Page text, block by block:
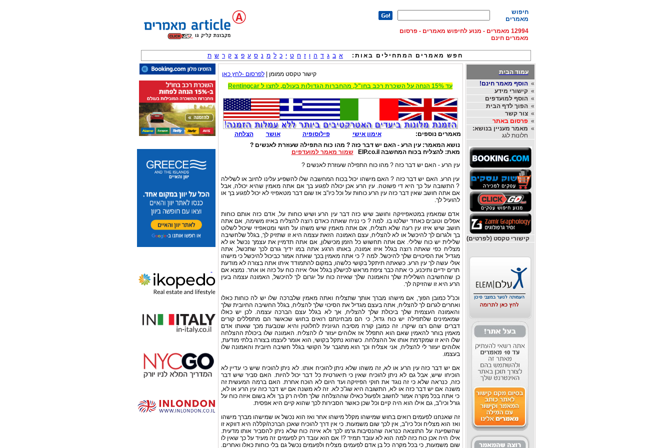
חיפוש
מאמרים
12994 מאמרים - מנוע לחיפוש מאמרים - פרסום
מאמרים חינם
חפש מאמרים המתחילים באות: א ב ג ד ה ו ז ח ט י כ ל מ נ ס ע פ צ ק ר ש ת
עמוד הבית
»הוסף מאמר חינם!
»קישורי מידע
»הוסף למועדפים
»הפוך לדף הבית
»צור קשר
»פרסום באתר
» מאמר מעניין בנושא:
חלונות לגג
קישורי טקסט (לפרטים)
קישור טקסט ממומן |לפרסום -לחץ כאן
עד 15% הנחה על השכרת רכב בחו"ל, מהחברות הגדולות בעולם, לחצו ל Rentingcar
מאמרים נוספים: אימון אישי פילוסופיה אושר
הצלחה
נושא המאמר:עין הרע - האם יש דבר כזה ? מהו כוח התפילה שעוזרת לאנשים ?
מאת:להצליח בכוח המחשבה EIP.co.il
שמור מאמר למועדפים
עין הרע - האם יש דבר כזה ? מהו כוח התפילה שעוזרת לאנשים ?
עין הרע. האם יש דבר כזה ? האם מישהו יכול בכוח המחשבה שלו להשפיע עלינו לחיוב או לשלילה
? התשובה על כך היא די פשוטה. עין הרע אכן יכולה לפגוע בך אם אתה מאמין שהיא יכולה, אבל
אם אתה חושב שאין דבר כזה עין הרע כוחות על וכל כיו"ב אז שום דבר מטאפיזי לא יכול לפגוע בך או
להועיל לך.
אדם שמאמין במטאפיזיקה וחושב שיש כזה דבר עין הרע ושיש כוחות על, אדם כזה אותם כוחות
אפלים וטובים כאחד ישלטו בו. למה ? כי נניח שאתה כאדם רוצה להצליח באיזו משימה, אם אתה
חושב שיש איזו עין רעה שלא תצליח, אם אתה מאמין שיש משהו על חושי ומטאפיזי שיכול לשלוט
בך ולגרום לך להיכשל או לא להצליח, עצם האמונה הזאת עצמה היא זו שתזיק לך, בגלל שלחשיבה
שלילית יש כוח שלילי. אם אתה תחשוש כל הזמן מכישלון, אם אתה תדמיין את עצמך נכשל או לא
מצליח כפי שאתה רוצה בגלל איזו אמונה, באותו הרגע אתה במו ידיך גורם לכך שתכשל, אתה
מגדיל את הסיכויים שלך להיכשל. למה ? כי אתה מאמין בכך שאתה אמור כביכול להיכשל כי מישהו
אולי עשה לך עין הרע. כשאתה תיתקל בקושי כלשהו, במקום להתמודד איתו אתה בצורה לא מודעת
תרים ידיים ותיכנע, כי אתה כבר ציפת מראש לכישלון בגלל אולי איזה כוח על כזה או אחר. נמצא אם
כן שהחשיבה השלילית שלך והאמונה שלך שאיזה כוח על יגרום לך להיכשל, האמונה עצמה בעין
הרע היא זו שהזיקה לך.
וכנ"ל כמובן הפוך, אם מישהו מברך אותך שתצליח ואתה מאמין שלברכה שלו יש לה כוחות כאלו
ואחרים לגרום לך להצליח, אתה בעצם מגדיל את הסיכוי שלך להצליח, בגלל החשיבה החיובית שלך
והאמונה העצמית שלך ביכולת שלך להצליח, אך לא בגלל עצם הברכה עצמה. לכן יש כאלו
שמאמינים שלתפילה יש כוח גדול, כי הם מבחינתם רואים בחוש שכאשר הם מתפללים קורים
דברים שהם רצו שיקרו. זה כמובן קורה מסיבה הגיונית לחלוטין והיא שנובעת מכך שאותו אדם
מאמין בוחר להאמין שאם הוא התפלל אז אלוהים יעזור לו להצליח. האמונה שלו ביכולת ההצלחה
שלו היא זו שמקדמת אותו אל ההצלחה. כשהוא נתקל בקושי, הוא אומר לעצמו בצורה בלתי מודעת,
אלוהים יעזור לי להצליח, אני אצליח וכך הוא מתגבר על הקושי בגלל חשיבה חיובית והאמונה שלו
בעצמו.
אם יש דבר כזה עין הרע או לא, זה משהו שלא ניתן להוכיח אותו. לא ניתן להוכיח שיש כי עדיין לא
הוכיחו שיש, אבל גם לא ניתן להוכיח שאין כי תיאורטית כל דבר יכול להיות. האם סביר שיש דבר
כזה, כנראה שלא כי זה נוגד את חוקי הפיזיקה ועד היום לא הוכח אחרת. האם ברמה המעשית זה
משנה אם יש דבר כזה או לא, התשובה היא שג"כ לא. זה לא משנה אם יש דבר כזה עין הרע או לא,
כי אתה בכל מקרה אמור לחשוב ולפעול כאילו שההצלחה שלך תלויה רק בך ולא בשום איזה כוח על
גורל וכיו"ב, גם אילו הוא היה קיים וכל שכן כאשר הסבירות לכך שהוא קיים היא אפסית.
זה שאנחנו לפעמים רואים בחוש שמישהו מקלל מישהו אחר ואז הוא נכשל או שמישהו מברך מישהו
ואז הוא מצליח וכל כיו"ב, אין לכך שום משמעות. כי אין דרך להוכיח שאכן הברכה/קללה היא דווקא זו
שהשפיעה על התוצאה כנראה שהנסיבות גרמו לכך ולא איזה כוח שלא ניתן להסביר אותו מדעית.
אילו היה אכן כוח כזה למה הוא לא עובד תמיד ?! אם הוא עובד רק לפעמים זה מעיד על כך שאין לו
שום משמעות, כי בכל מקרה כל בן אדם לפעמים מצליח ולפעמים נכשל גם בלי כוחות כאלו ואחרים.